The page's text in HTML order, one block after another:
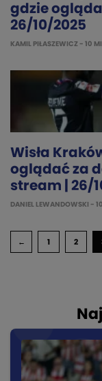
gdzie
26/10/2025
KAMIL PIŁASZEWICZ - 10
Wisła
oglądać za
stream | 26/
DANIEL LEWANDOWSKI -
← 1 2